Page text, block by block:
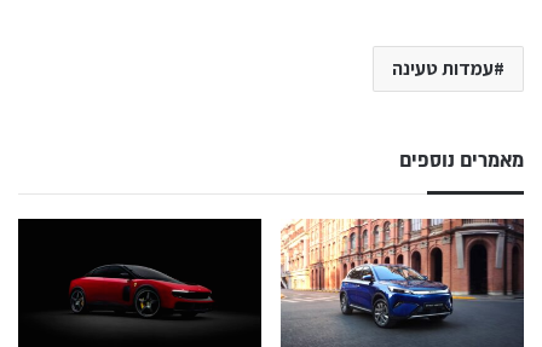
עמדות טעינה
מאמרים נוספים